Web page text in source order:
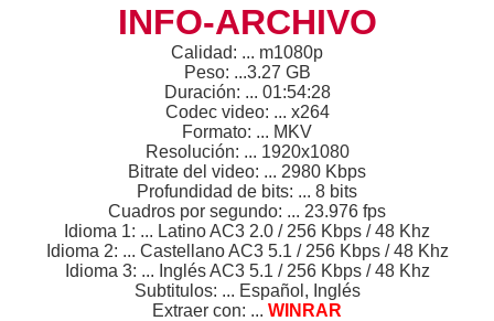
INFO-ARCHIVO
Calidad: ... m1080p
Peso: ...3.27 GB
Duración: ... 01:54:28
Codec video: ... x264
Formato: ... MKV
Resolución: ... 1920x1080
Bitrate del video: ... 2980 Kbps
Profundidad de bits: ... 8 bits
Cuadros por segundo: ... 23.976 fps
Idioma 1: ... Latino AC3 2.0 / 256 Kbps / 48 Khz
Idioma 2: ... Castellano AC3 5.1 / 256 Kbps / 48 Khz
Idioma 3: ... Inglés AC3 5.1 / 256 Kbps / 48 Khz
Subtitulos: ... Español, Inglés
Extraer con: ... WINRAR